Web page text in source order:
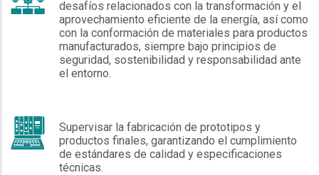
desafíos relacionados con la transformación y el
aprovechamiento eficiente de la energía, así como
con la conformación de materiales para productos
manufacturados, siempre bajo principios de
seguridad, sostenibilidad y responsabilidad ante
el entorno.
Supervisar la fabricación de prototipos y
productos finales, garantizando el cumplimiento
de estándares de calidad y especificaciones
técnicas.